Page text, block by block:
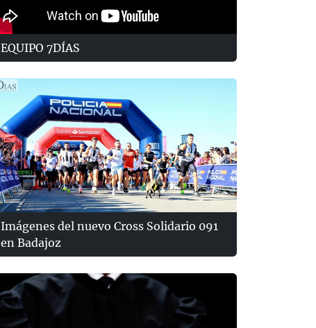
EQUIPO 7DÍAS
Imágenes del nuevo Cross Solidario 091
en Badajoz